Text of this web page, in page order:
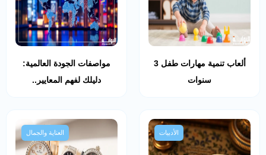
ألعاب تنمية مهارات طفل 3
سنوات
مواصفات الجودة العالمية:
دليلك لفهم المعايير..
الأدبيات العناية والجمال